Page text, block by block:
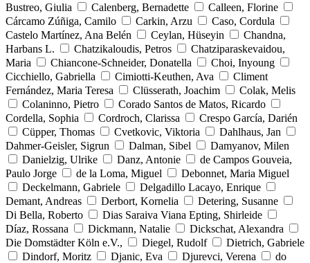
Bustreo, Giulia
Calenberg, Bernadette
Calleen, Florine
Cárcamo Zúñiga, Camilo
Carkin, Arzu
Caso, Cordula
Castelo Martínez, Ana Belén
Ceylan, Hüseyin
Chandna,
Harbans L.
Chatzikaloudis, Petros
Chatziparaskevaidou,
Maria
Chiancone-Schneider, Donatella
Choi, Inyoung
Cicchiello, Gabriella
Cimiotti-Keuthen, Ava
Climent
Fernández, Maria Teresa
Clüsserath, Joachim
Colak, Melis
Colaninno, Pietro
Corado Santos de Matos, Ricardo
Cordella, Sophia
Cordroch, Clarissa
Crespo García, Darién
Cüpper, Thomas
Cvetkovic, Viktoria
Dahlhaus, Jan
Dahmer-Geisler, Sigrun
Dalman, Sibel
Damyanov, Milen
Danielzig, Ulrike
Danz, Antonie
de Campos Gouveia,
Paulo Jorge
de la Loma, Miguel
Debonnet, Maria Miguel
Deckelmann, Gabriele
Delgadillo Lacayo, Enrique
Demant, Andreas
Derbort, Kornelia
Detering, Susanne
Di Bella, Roberto
Dias Saraiva Viana Epting, Shirleide
Díaz, Rossana
Dickmann, Natalie
Dickschat, Alexandra
Die Domstädter Köln e.V.,
Diegel, Rudolf
Dietrich, Gabriele
Dindorf, Moritz
Djanic, Eva Djurevci, Verena
do